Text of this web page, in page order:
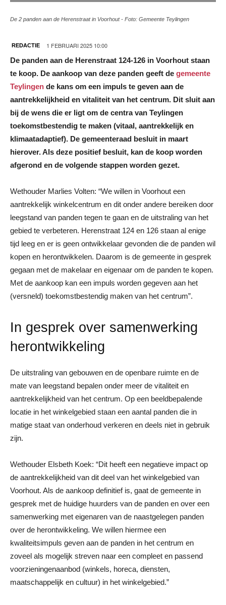
De 2 panden aan de Herenstraat in Voorhout - Foto: Gemeente Teylingen
REDACTIE 1 FEBRUARI 2025 10:00
De panden aan de Herenstraat 124-126 in Voorhout staan
te koop. De aankoop van deze panden geeft de gemeente
Teylingen de kans om een impuls te geven aan de
aantrekkelijkheid en vitaliteit van het centrum. Dit sluit aan
bij de wens die er ligt om de centra van Teylingen
toekomstbestendig te maken (vitaal, aantrekkelijk en
klimaatadaptief). De gemeenteraad besluit in maart
hierover. Als deze positief besluit, kan de koop worden
afgerond en de volgende stappen worden gezet.
Wethouder Marlies Volten: “We willen in Voorhout een
aantrekkelijk winkelcentrum en dit onder andere bereiken door
leegstand van panden tegen te gaan en de uitstraling van het
gebied te verbeteren. Herenstraat 124 en 126 staan al enige
tijd leeg en er is geen ontwikkelaar gevonden die de panden wil
kopen en herontwikkelen. Daarom is de gemeente in gesprek
gegaan met de makelaar en eigenaar om de panden te kopen.
Met de aankoop kan een impuls worden gegeven aan het
(versneld) toekomstbestendig maken van het centrum”.
In gesprek over samenwerking
herontwikkeling
De uitstraling van gebouwen en de openbare ruimte en de
mate van leegstand bepalen onder meer de vitaliteit en
aantrekkelijkheid van het centrum. Op een beeldbepalende
locatie in het winkelgebied staan een aantal panden die in
matige staat van onderhoud verkeren en deels niet in gebruik
zijn.
Wethouder Elsbeth Koek: “Dit heeft een negatieve impact op
de aantrekkelijkheid van dit deel van het winkelgebied van
Voorhout. Als de aankoop definitief is, gaat de gemeente in
gesprek met de huidige huurders van de panden en over een
samenwerking met eigenaren van de naastgelegen panden
over de herontwikkeling. We willen hiermee een
kwaliteitsimpuls geven aan de panden in het centrum en
zoveel als mogelijk streven naar een compleet en passend
voorzieningenaanbod (winkels, horeca, diensten,
maatschappelijk en cultuur) in het winkelgebied.”